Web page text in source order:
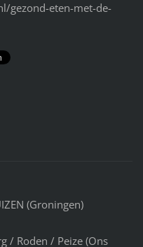
gezond-eten-met-de-
(Groningen)
/ Roden / Peize (Ons